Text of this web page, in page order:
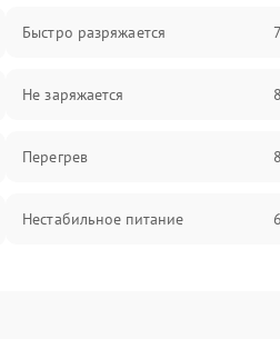
Быстро разряжается
Не заряжается
Перегрев
Нестабильное питание